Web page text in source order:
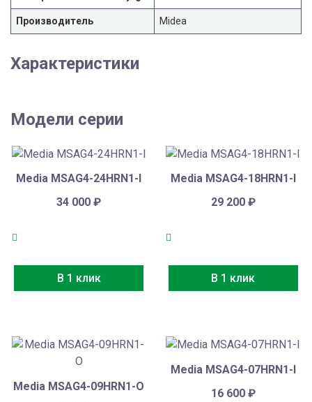
Производитель Midea
Характеристики
Модели серии
Media MSAG4-24HRN1-I
34 000₽
В 1 клик
Media MSAG4-18HRN1-I
29 200 ₽
В 1 клик
Media MSAG4-09HRN1-O
Media MSAG4-07HRN1-I
16 600 ₽